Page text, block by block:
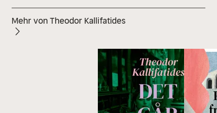
Mehr von Theodor Kallifatides